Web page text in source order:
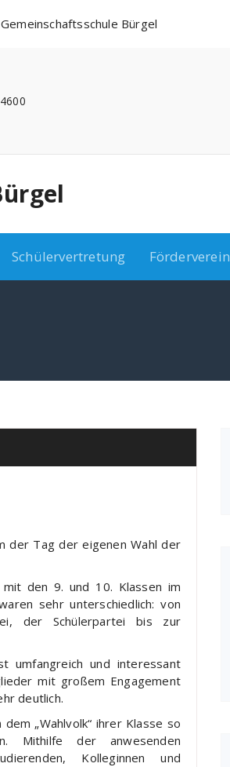
Schülervertretung Förderverein
der Tag der eigenen Wahl der
den 9. und 10. Klassen im
sehr unterschiedlich: von
der Schülerpartei bis zur
umfangreich und interessant
mit großem Engagement
deutlich.
„Wahlvolk“ ihrer Klasse so
Mithilfe der anwesenden
Kolleginnen und